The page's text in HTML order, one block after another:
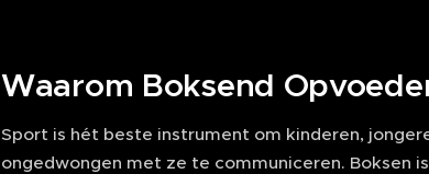
Waarom Boksend
Sport is hét beste instrument om kinderen,
ongedwongen met ze te communiceren. Boksen